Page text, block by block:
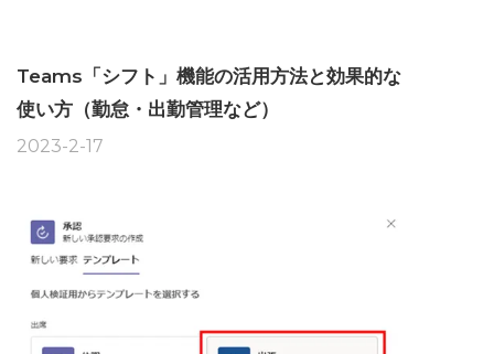
Teams「シフト」機能の活用方法と効果的な
使い方（勤怠・出勤管理など）
2023-2-17